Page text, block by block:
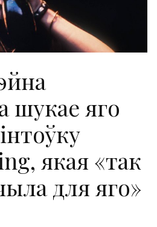
шукае яго
якая «так
для яго»